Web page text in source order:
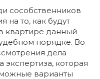
сособственников
на то, как будут
квартире данный
порядке. Во
дела
экспертиза, которая
варианты